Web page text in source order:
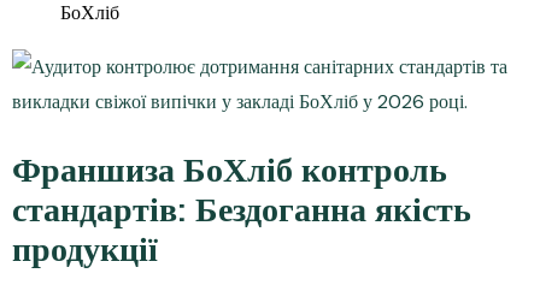
БоХліб
Франшиза БоХліб контроль
стандартів: Бездоганна якість
продукції